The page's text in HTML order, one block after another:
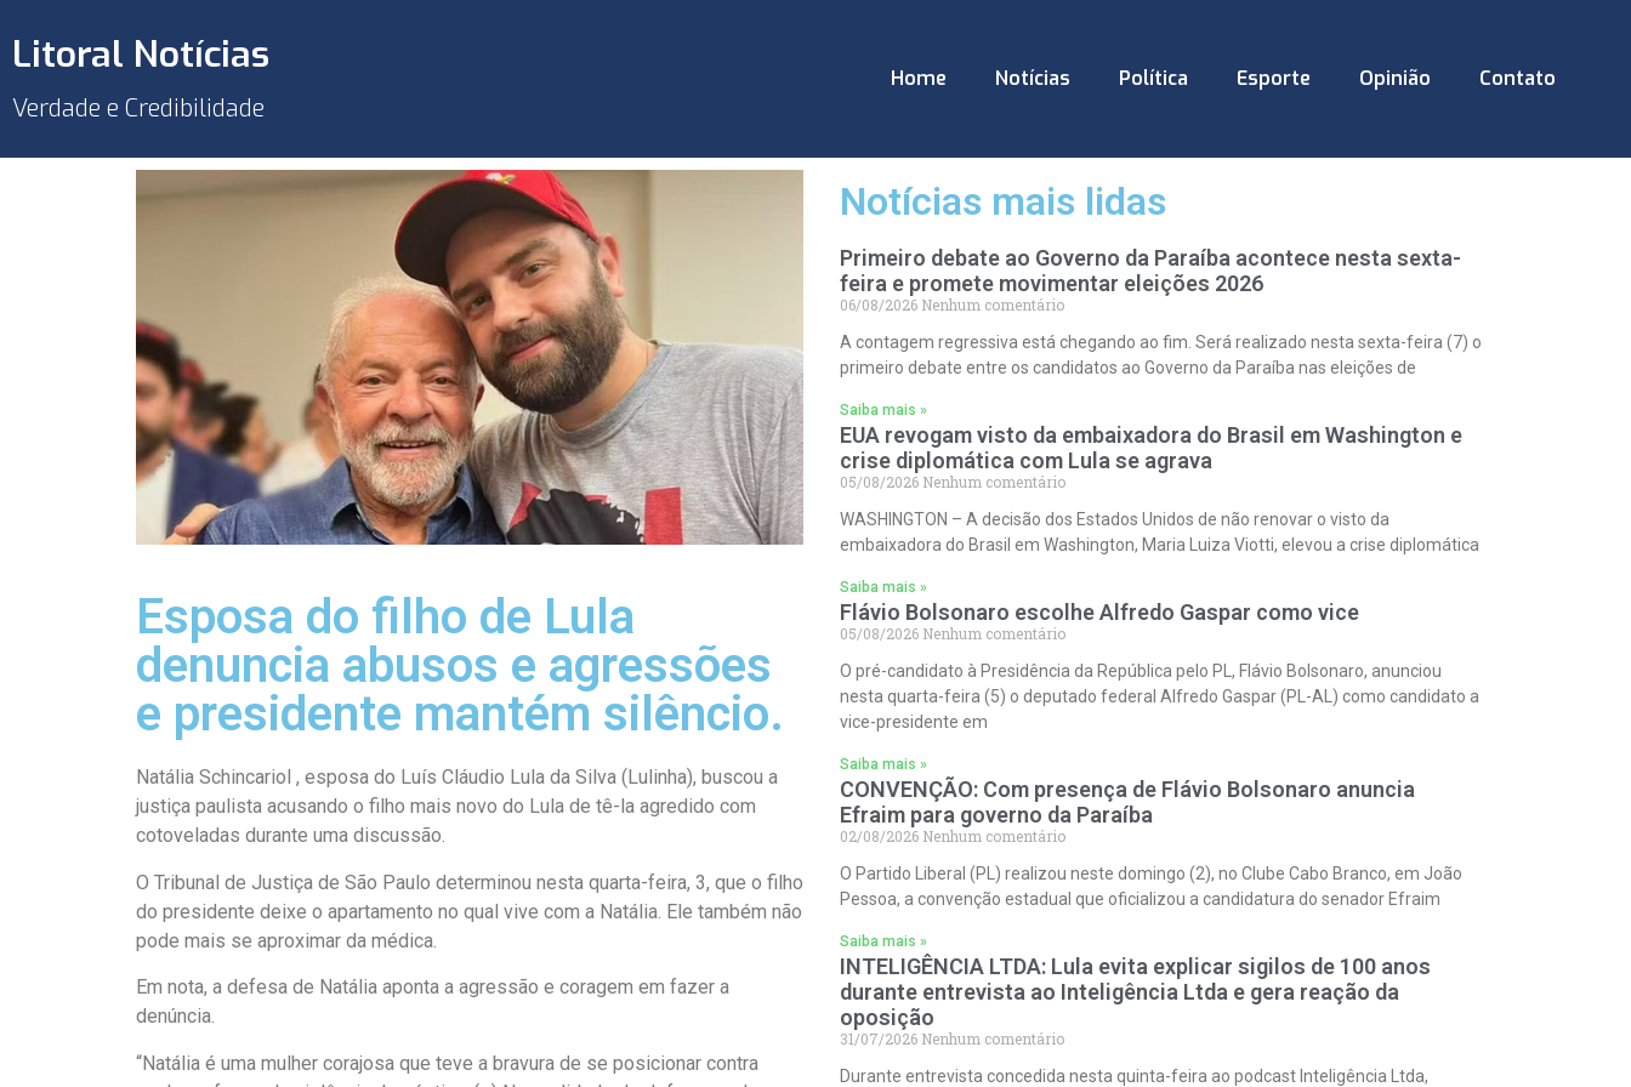
Litoral Notícias
Verdade e Credibilidade
Home Notícias Política Esporte Opinião Contato
Esposa do filho de Lula
denuncia abusos e agressões
e presidente mantém silêncio.
Natália Schincariol , esposa do Luís Cláudio Lula da Silva (Lulinha), buscou a
justiça paulista acusando o filho mais novo do Lula de tê-la agredido com
cotoveladas durante uma discussão.
O Tribunal de Justiça de São Paulo determinou nesta quarta-feira, 3, que o filho
do presidente deixe o apartamento no qual vive com a Natália. Ele também não
pode mais se aproximar da médica.
Em nota, a defesa de Natália aponta a agressão e coragem em fazer a
denúncia.
“Natália é uma mulher corajosa que teve a bravura de se posicionar contra
Notícias mais lidas
Primeiro debate ao Governo da Paraíba acontece nesta sexta-
feira e promete movimentar eleições 2026
06/08/2026 Nenhum comentário
A contagem regressiva está chegando ao fim. Será realizado nesta sexta-feira (7) o
primeiro debate entre os candidatos ao Governo da Paraíba nas eleições de
Saiba mais »
EUA revogam visto da embaixadora do Brasil em Washington e
crise diplomática com Lula se agrava
05/08/2026 Nenhum comentário
WASHINGTON – A decisão dos Estados Unidos de não renovar o visto da
embaixadora do Brasil em Washington, Maria Luiza Viotti, elevou a crise diplomática
Saiba mais »
Flávio Bolsonaro escolhe Alfredo Gaspar como vice
05/08/2026 Nenhum comentário
O pré-candidato à Presidência da República pelo PL, Flávio Bolsonaro, anunciou
nesta quarta-feira (5) o deputado federal Alfredo Gaspar (PL-AL) como candidato a
vice-presidente em
Saiba mais »
CONVENÇÃO: Com presença de Flávio Bolsonaro anuncia
Efraim para governo da Paraíba
02/08/2026 Nenhum comentário
O Partido Liberal (PL) realizou neste domingo (2), no Clube Cabo Branco, em João
Pessoa, a convenção estadual que oficializou a candidatura do senador Efraim
Saiba mais »
INTELIGÊNCIA LTDA: Lula evita explicar sigilos de 100 anos
durante entrevista ao Inteligência Ltda e gera reação da
oposição
31/07/2026 Nenhum comentário
Durante entrevista concedida nesta quinta-feira ao podcast Inteligência Ltda,